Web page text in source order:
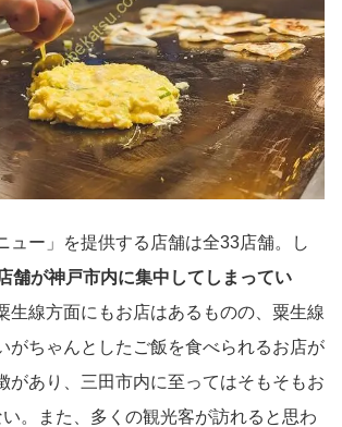
ュー」を提供する店舗は全33店舗。し
舗が神戸市内に集中してしまってい
生線方面にもお店はあるものの、粟生線
がちゃんとしたご飯を食べられるお店が
があり、三田市内に至ってはそもそもお
。また、多くの観光客が訪れると思わ